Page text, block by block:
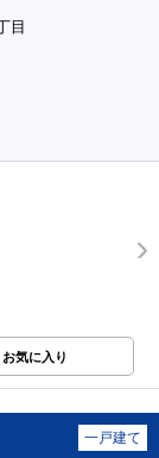
目
お気に入り
一戸建て